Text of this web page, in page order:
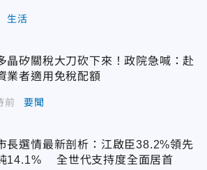
生活
晶矽關稅大刀砍下來！政院急喊：赴
業者適用免稅配額
前 要聞
長選情最新剖析：江啟臣38.2%領先
14.1% 全世代支持度全面居首